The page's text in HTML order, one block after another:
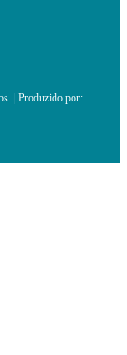
| Produzido por: